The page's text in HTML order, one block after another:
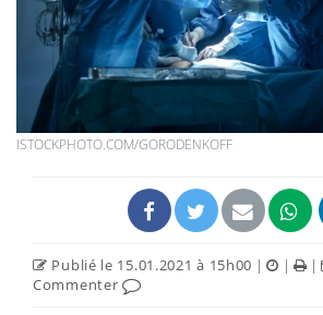
ISTOCKPHOTO.COM/GORODENKOFF
Publié le 15.01.2021 à 15h00 | | |
Commenter